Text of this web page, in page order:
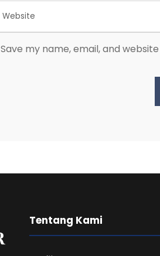
Save my name, email, and
Tentang Kami